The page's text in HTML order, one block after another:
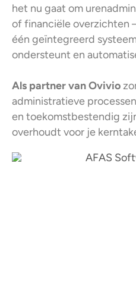
het nu gaat om
of financiële overzichten
één geïntegreerd
ondersteunt en
Als partner van Ovivio
administratieve
en toekomstbestendig
overhoudt voor je